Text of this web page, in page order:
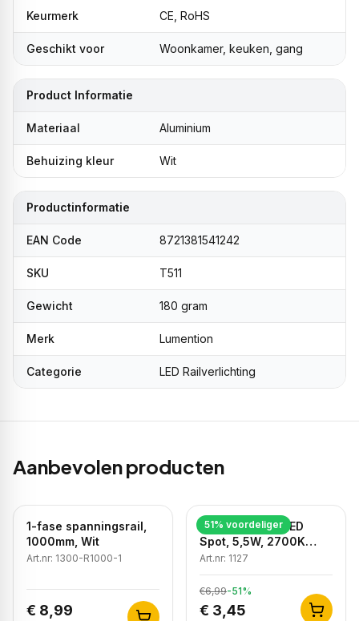
Keurmerk CE, RoHS
Geschikt voor Woonkamer, keuken, gang
Product Informatie
Materiaal Aluminium
Behuizing kleur Wit
Productinformatie
EAN Code 8721381541242
SKU T511
Gewicht 180 gram
Merk Lumention
Categorie LED Railverlichting
Aanbevolen producten
1-fase spanningsrail,
1000mm, Wit
Art.nr: 1300-R1000-1
€ 8,99
51% voordeliger
Dimbare GU10 LED
Spot, 5,5W, 2700K
Warm Wit, IP20
Art.nr: 1127
€6,99-51%
€ 3,45